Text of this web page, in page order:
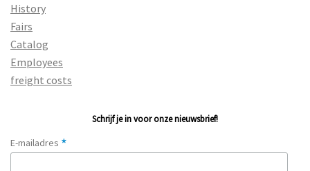
History
Fairs
Catalog
Employees
freight costs
Schrijf je in voor onze nieuwsbrief!
E-mailadres *